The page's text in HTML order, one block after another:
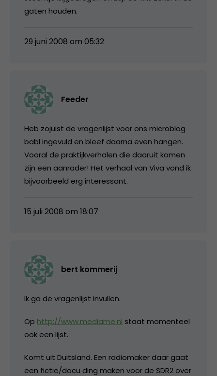
gaten houden.
29 juni 2008 om 05:32
Feeder
Heb zojuist de vragenlijst voor ons microblog
babl ingevuld en bleef daarna even hangen.
Vooral de praktijkverhalen die daaruit komen
zijn een aanrader! Het verhaal van Viva vond ik
bijvoorbeeld erg interessant.
15 juli 2008 om 18:07
bert kommerij
Ik ga de vragenlijst invullen.
Op http://www.mediame.nl staat momenteel
ook een lijst.
Komt uit Duitsland. Een radiomaker daar gaat
een fictie/docu ding maken voor de SDR2 over